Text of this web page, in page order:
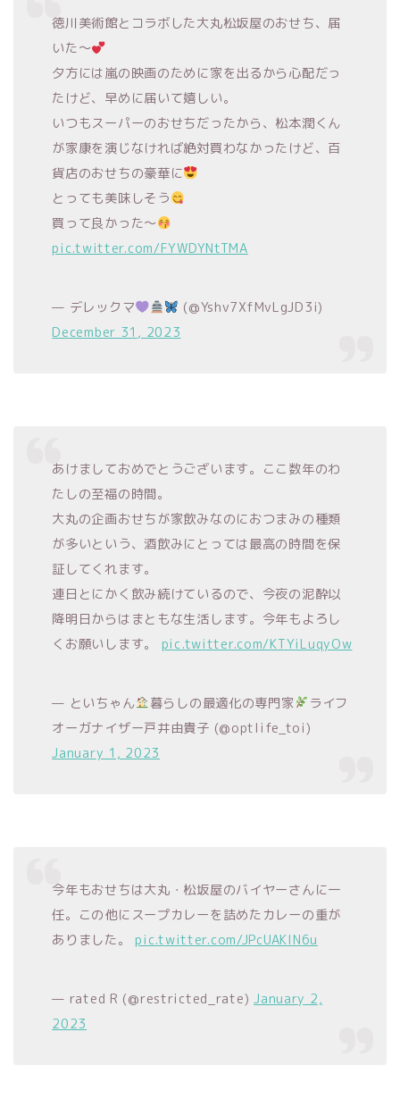
徳川美術館とコラボした大丸松坂屋のおせち、届
いた〜
夕方には嵐の映画のために家を出るから心配だっ
たけど、早めに届いて嬉しい。
いつもスーパーのおせちだったから、松本潤くん
が家康を演じなければ絶対買わなかったけど、百
貨店のおせちの豪華に
とっても美味しそう
買って良かった〜
pic.twitter.com/FYWDYNtTMA
— デレックマ
(@Yshv7XfMvLgJD3i)
December 31, 2023
あけましておめでとうございます。ここ数年のわ
たしの至福の時間。
大丸の企画おせちが家飲みなのにおつまみの種類
が多いという、酒飲みにとっては最高の時間を保
証してくれます。
連日とにかく飲み続けているので、今夜の泥酔以
降明日からはまともな生活します。今年もよろし
くお願いします。 pic.twitter.com/KTYiLuqyOw
— といちゃん 暮らしの最適化の専門家
ライフ
オーガナイザー戸井由貴子 (@optlife_toi)
January 1, 2023
今年もおせちは大丸・松坂屋のバイヤーさんに一
任。この他にスープカレーを詰めたカレーの重が
ありました。pic.twitter.com/JPcUAKIN6u
— rated R (@restricted_rate)January 2,
2023